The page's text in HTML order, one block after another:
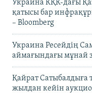
Украина КҚК-дағы
қатысы бар
– Bloomberg
Украина Ресейдің
аймағындағы мұнай
Қайрат Сатыбалдыға
жылдан кейін